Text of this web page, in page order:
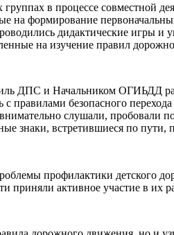
в процессе совместной
на формирование
дидактические игры
на изучение правил
ДПС и Начальником ОГИЬДД
с правилами безопасного
слушали,
знаки, встретившиеся по
профилактики детского
приняли активное участие в их